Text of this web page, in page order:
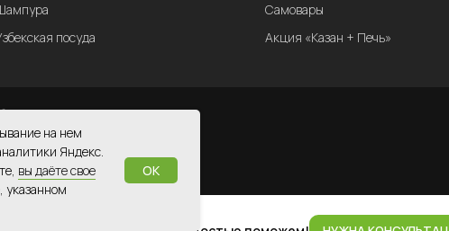
посуда
Самовары
Акция «Казан + Печь»
офертой
нa нeм
Яндeкc.
вы дaётe cвoe
укaзaннoм
OK